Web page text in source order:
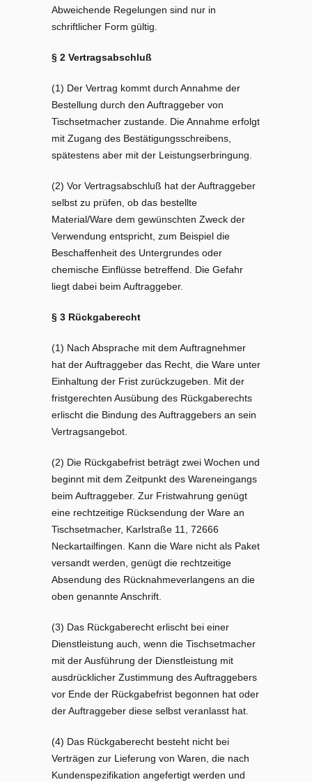
Abweichende Regelungen sind nur in
schriftlicher Form gültig.
§ 2 Vertragsabschluß
(1) Der Vertrag kommt durch Annahme der
Bestellung durch den Auftraggeber von
Tischsetmacher zustande. Die Annahme erfolgt
mit Zugang des Bestätigungsschreibens,
spätestens aber mit der Leistungserbringung.
(2) Vor Vertragsabschluß hat der Auftraggeber
selbst zu prüfen, ob das bestellte
Material/Ware dem gewünschten Zweck der
Verwendung entspricht, zum Beispiel die
Beschaffenheit des Untergrundes oder
chemische Einflüsse betreffend. Die Gefahr
liegt dabei beim Auftraggeber.
§ 3 Rückgaberecht
(1) Nach Absprache mit dem Auftragnehmer
hat der Auftraggeber das Recht, die Ware unter
Einhaltung der Frist zurückzugeben. Mit der
fristgerechten Ausübung des Rückgaberechts
erlischt die Bindung des Auftraggebers an sein
Vertragsangebot.
(2) Die Rückgabefrist beträgt zwei Wochen und
beginnt mit dem Zeitpunkt des Wareneingangs
beim Auftraggeber. Zur Fristwahrung genügt
eine rechtzeitige Rücksendung der Ware an
Tischsetmacher, Karlstraße 11, 72666
Neckartailfingen. Kann die Ware nicht als Paket
versandt werden, genügt die rechtzeitige
Absendung des Rücknahmeverlangens an die
oben genannte Anschrift.
(3) Das Rückgaberecht erlischt bei einer
Dienstleistung auch, wenn die Tischsetmacher
mit der Ausführung der Dienstleistung mit
ausdrücklicher Zustimmung des Auftraggebers
vor Ende der Rückgabefrist begonnen hat oder
der Auftraggeber diese selbst veranlasst hat.
(4) Das Rückgaberecht besteht nicht bei
Verträgen zur Lieferung von Waren, die nach
Kundenspezifikation angefertigt werden und